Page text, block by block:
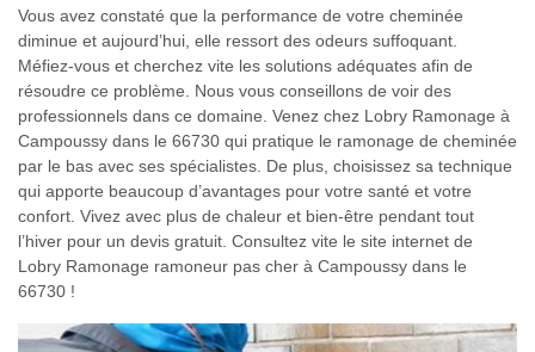
Vous avez constaté que la performance de votre cheminée
diminue et aujourd’hui, elle ressort des odeurs suffoquant.
Méfiez-vous et cherchez vite les solutions adéquates afin de
résoudre ce problème. Nous vous conseillons de voir des
professionnels dans ce domaine. Venez chez Lobry Ramonage à
Campoussy dans le 66730 qui pratique le ramonage de cheminée
par le bas avec ses spécialistes. De plus, choisissez sa technique
qui apporte beaucoup d’avantages pour votre santé et votre
confort. Vivez avec plus de chaleur et bien-être pendant tout
l’hiver pour un devis gratuit. Consultez vite le site internet de
Lobry Ramonage ramoneur pas cher à Campoussy dans le
66730 !